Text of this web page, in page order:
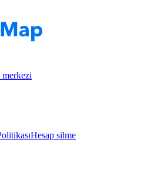
merkezi
Hesap silme